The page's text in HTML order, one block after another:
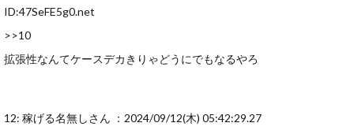
ID:47SeFE5g0.net
>>10
拡張性なんてケースデカきりゃどうにでもなるやろ
12: 稼げる名無しさん ：2024/09/12(木) 05:42:29.27